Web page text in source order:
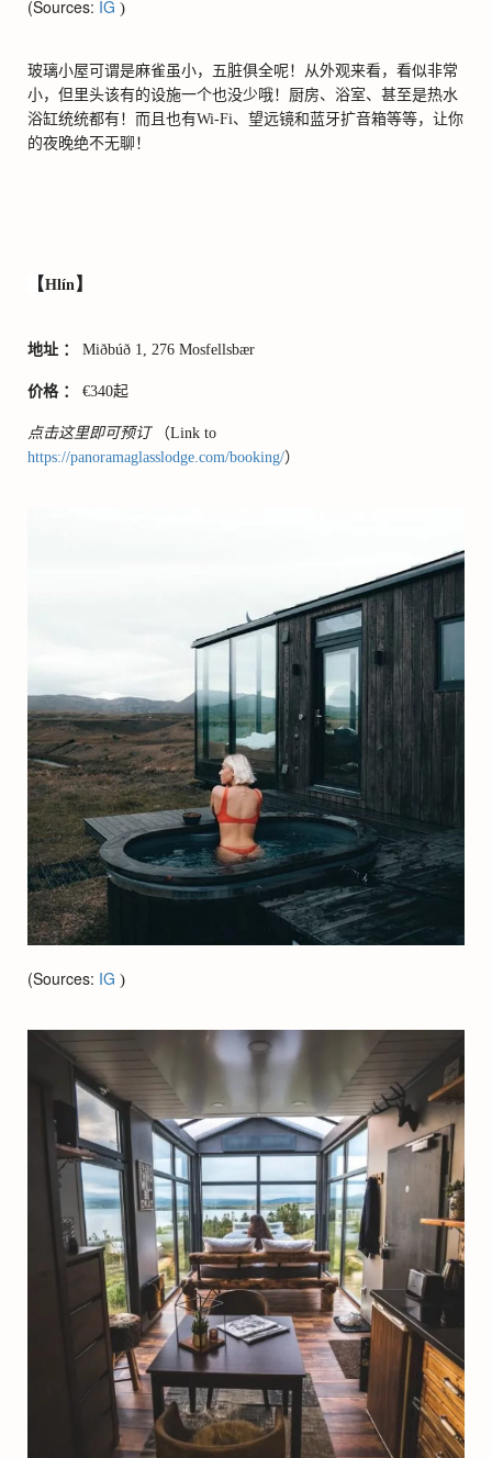
(Sources: IG )
玻璃小屋可谓是麻雀虽小，五脏俱全呢！从外观来看，看似非常
小，但里头该有的设施一个也没少哦！厨房、浴室、甚至是热水
浴缸统统都有！而且也有Wi-Fi、望远镜和蓝牙扩音箱等等，让你
的夜晚绝不无聊！
【Hlín 】
地址 ： Miðbúð 1, 276 Mosfellsbær
价格 ： €340起
点击这里即可预订 （Link to
https://panoramaglasslodge.com/booking/）
(Sources: IG )